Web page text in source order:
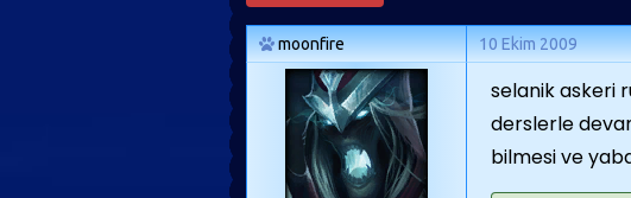
moonfire 10 Ekim 2009
selanik askeri
derslerle
bilmesi ve